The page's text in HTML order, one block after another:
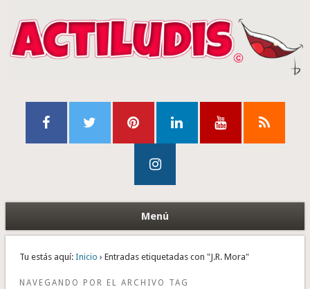
Menú
Tu estás aquí: Inicio › Entradas etiquetadas con "J.R. Mora"
NAVEGANDO POR EL ARCHIVO TAG